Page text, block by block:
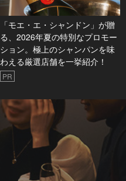
「モエ・エ・シャンドン」が贈
る、2026年夏の特別なプロモー
ション。極上のシャンパンを味
わえる厳選店舗を一挙紹介！
PR